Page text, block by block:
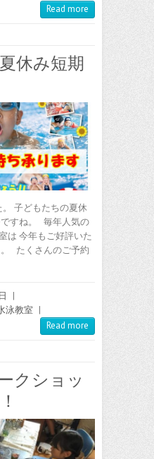
Read more
休み短期
子どもたちの夏休
すね。 毎年人気の
は 今年もご好評いた
たくさんのご予約
|
泳教室 |
Read more
クショッ